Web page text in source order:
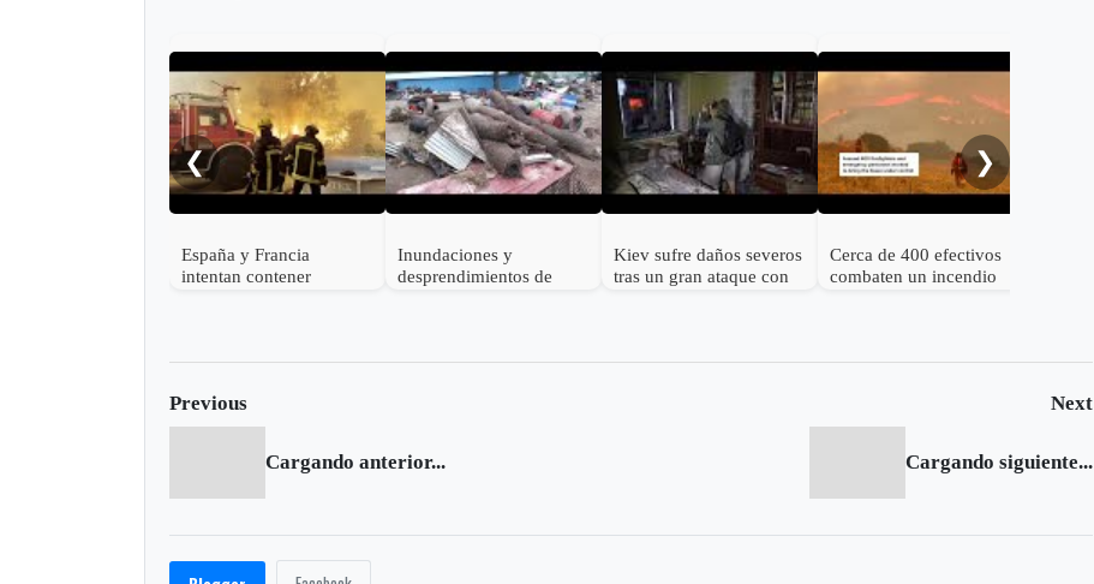
❮
España y Francia
intentan contener
evacúan
Inundaciones y
desprendimientos de
Kiev sufre daños severos
tras un gran ataque con
Cerca de 400 efectivos
combaten un incendio
❯
Previous Next
Cargando anterior... Cargando siguiente...